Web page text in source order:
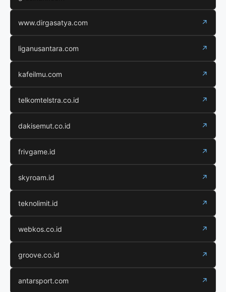
www.dirgasatya.com ↗
liganusantara.com ↗
kafeilmu.com ↗
telkomtelstra.co.id ↗
dakisemut.co.id ↗
frivgame.id ↗
skyroam.id ↗
teknolimit.id ↗
webkos.co.id ↗
groove.co.id ↗
antarsport.com ↗